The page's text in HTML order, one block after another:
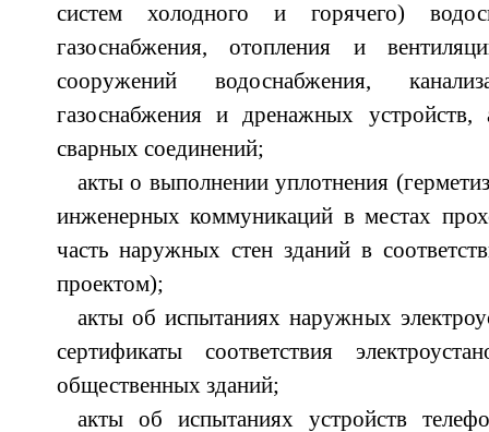
систем холодного и горячего)
газоснабжения, отопления и
сооружений водоснабжения,
газоснабжения и дренажных
сварных соединений;
акты о выполнении уплотнения
инженерных коммуникаций в местах
часть наружных стен зданий в
проектом);
акты об испытаниях наружных
сертификаты соответствия
общественных зданий;
акты об испытаниях устройств